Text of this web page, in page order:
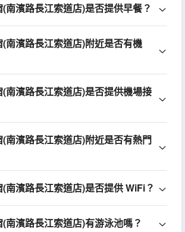
南濱路長江索道店)是否提供早餐？
南濱路長江索道店)附近是否有機
南濱路長江索道店)是否提供機場接
南濱路長江索道店)附近是否有熱門
南濱路長江索道店)是否提供 WiFi？
南濱路長江索道店)有游泳池嗎？